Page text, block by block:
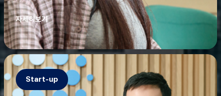
에는 청춘의 열정과 땀이 고스란히 쌓여 있었다. 그 기
록을 위해 편집실은 밤새 불을 밝히기도, 국원들은 소
파에 몸을 떨군 채 쪽잠을 자기도 한다. 이렇듯, 유니스
테이션의 성실한 기록이 있어, UNIST의 이야기는 오
늘도 새로운 빛으로 반짝일 수 있다.
자세히보기
Start-up